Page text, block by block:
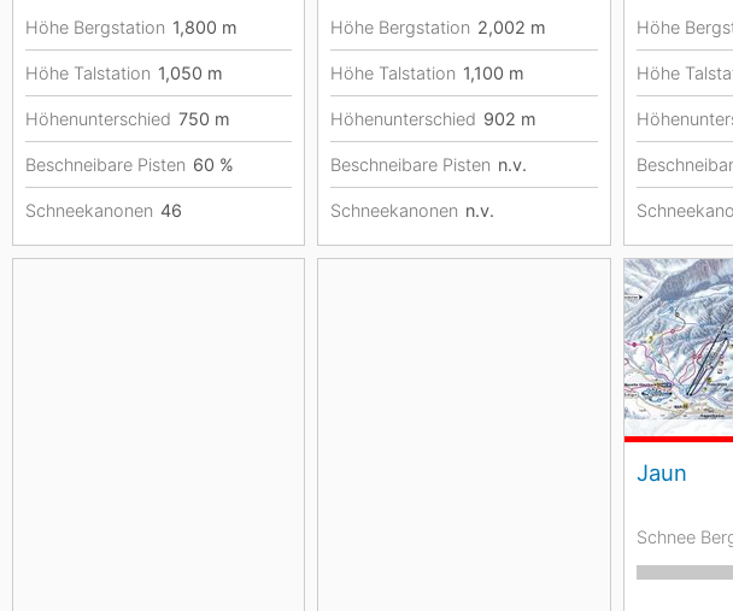
Höhe Bergstation 1,800 m
Höhe Talstation 1,050 m
Höhenunterschied 750 m
Beschneibare Pisten 60 %
Schneekanonen 46
Höhe Bergstation 2,002 m
Höhe Talstation 1,100 m
Höhenunterschied 902 m
Beschneibare Pisten n.v.
Schneekanonen n.v.
Höhe
Höhe
Jaun
Schnee